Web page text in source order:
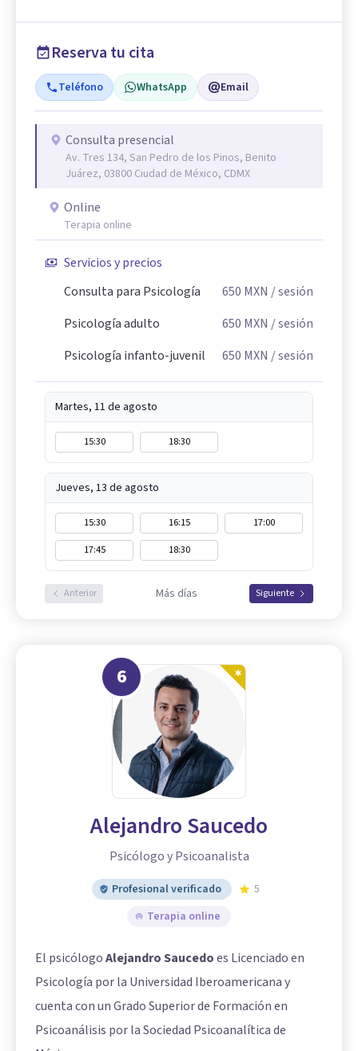
Reserva tu cita
Teléfono WhatsApp Email
Consulta presencial
Av. Tres 134, San Pedro de los Pinos, Benito
Juárez, 03800 Ciudad de México, CDMX
Online
Terapia online
Servicios y precios
Consulta para Psicología
650 MXN / sesión
Psicología adulto
650 MXN / sesión
Psicología infanto-juvenil
650 MXN / sesión
Martes, 11 de agosto
15:30 18:30
Jueves, 13 de agosto
15:30 16:15
17:00
17:45
18:30
Anterior Más días Siguiente
6
Alejandro Saucedo
Psicólogo y Psicoanalista
Profesional verificado
5
Terapia online
El psicólogoAlejandro Saucedoes Licenciado en
Psicología por la Universidad Iberoamericana y
cuenta con un Grado Superior de Formación en
Psicoanálisis por la Sociedad Psicoanalítica de